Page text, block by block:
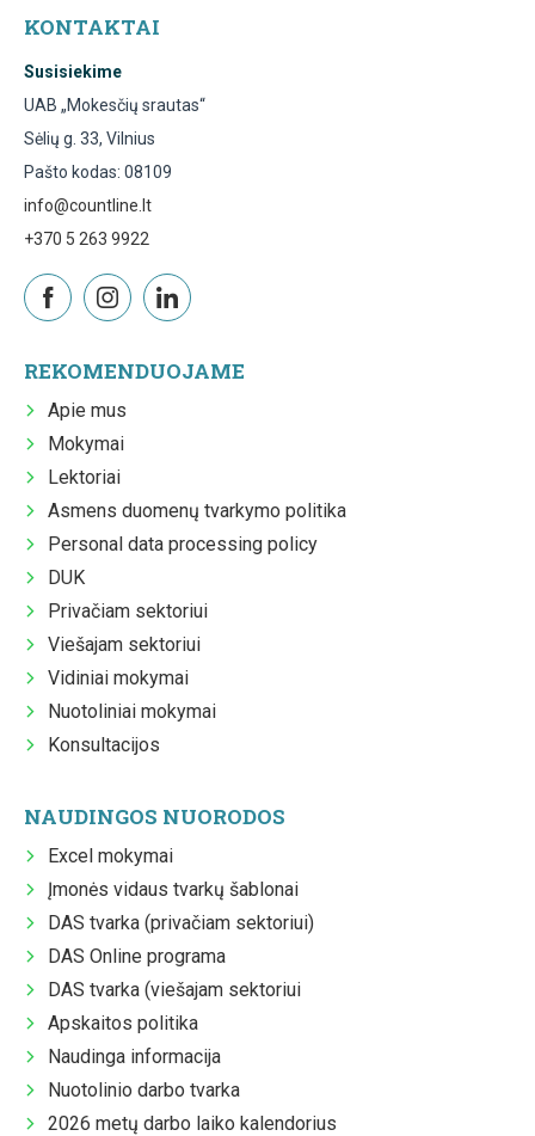
KONTAKTAI
Susisiekime
UAB „Mokesčių srautas“
Sėlių g. 33, Vilnius
Pašto kodas: 08109
info@countline.lt
+370 5 263 9922
REKOMENDUOJAME
Apie mus
Mokymai
Lektoriai
Asmens duomenų tvarkymo politika
Personal data processing policy
DUK
Privačiam sektoriui
Viešajam sektoriui
Vidiniai mokymai
Nuotoliniai mokymai
Konsultacijos
NAUDINGOS NUORODOS
Excel mokymai
Įmonės vidaus tvarkų šablonai
DAS tvarka (privačiam sektoriui)
DAS Online programa
DAS tvarka (viešajam sektoriui
Apskaitos politika
Naudinga informacija
Nuotolinio darbo tvarka
2026 metų darbo laiko kalendorius